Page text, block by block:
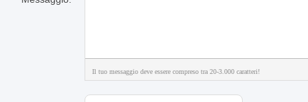
Il tuo messaggio deve essere compreso tra 20-3.000 caratteri!